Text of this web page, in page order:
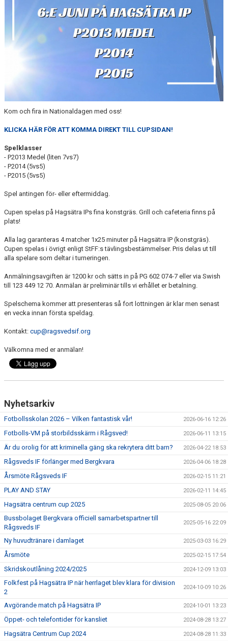
RÅGSVEDS IF I MEDIA
Kom och fira in Nationaldagen med oss!
KLICKA HÄR FÖR ATT KOMMA DIREKT TILL CUPSIDAN!
Spelklasser
- P2013 Medel (liten 7vs7)
- P2014 (5vs5)
- P2015 (5vs5)
Spel antingen för- eller eftermiddag.
Cupen spelas på Hagsätra IPs fina konstgräs. Grill och cafeteria finns på
plats!
Alla lag garanteras 4 matcher 1x25 minuter på Hagsätra IP (konstgräs).
Cupen spelas i övrigt enligt StFF:s tävlingsbestämmelser. Pris delas ut till
alla spelare som deltar i turneringen.
Anmälningsavgiften är 1200 kr och sätts in på PG 602 074-7 eller via Swish
till 123 449 12 70. Anmälan är preliminär tills vi erhållet er betalning.
Spelschema kommer att presenteras så fort lottningen är klar men senast
en vecka innan första speldag.
Kontakt: cup@ragsvedsif.org
Välkomna med er anmälan!
Nyhetsarkiv
Fotbollsskolan 2026 – Vilken fantastisk vår! 2026-06-16 12:26
Fotbolls-VM på storbildsskärm i Rågsved! 2026-06-11 13:15
Är du orolig för att kriminella gäng ska rekrytera ditt barn? 2026-04-22 18:53
Rågsveds IF förlänger med Bergkvara 2026-04-06 18:28
Årsmöte Rågsveds IF 2026-02-15 11:21
PLAY AND STAY 2026-02-11 14:45
Hagsätra centrum cup 2025 2025-08-05 20:06
Bussbolaget Bergkvara officiell samarbetspartner till
Rågsveds IF
2025-05-16 22:09
Ny huvudtränare i damlaget 2025-03-03 16:29
Årsmöte 2025-02-15 17:54
Skridskoutlåning 2024/2025 2024-12-09 13:03
Folkfest på Hagsätra IP när herrlaget blev klara för division
2
2024-10-09 10:26
Avgörande match på Hagsätra IP 2024-10-01 13:23
Öppet- och telefontider för kansliet 2024-08-28 13:27
Hagsätra Centrum Cup 2024 2024-08-28 11:33